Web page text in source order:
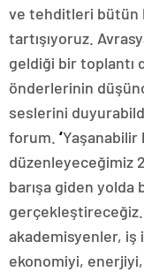
ve tehditleri bütün
tartışıyoruz.
geldiği bir toplantı
önderlerinin
seslerini
forum. ‘Yaşanabilir
düzenleyeceğimiz
barışa giden yolda
akademisyenler, iş
ekonomiyi, enerjiyi,